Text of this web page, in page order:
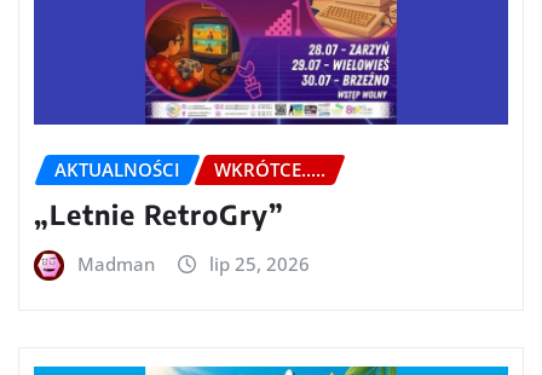
AKTUALNOŚCI WKRÓTCE.....
„Letnie RetroGry”
Madman lip 25, 2026